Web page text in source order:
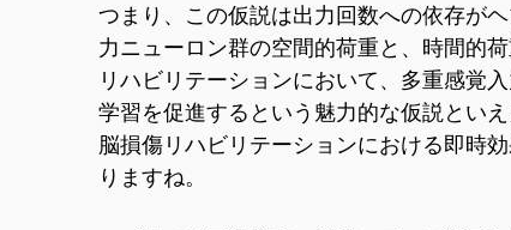
つまり、この仮説は出力回数への依存が
力ニューロン群の空間的荷重と、時間的
リハビリテーションにおいて、多重感覚
学習を促進するという魅力的な仮説といえ
脳損傷リハビリテーションにおける即時
りますね。